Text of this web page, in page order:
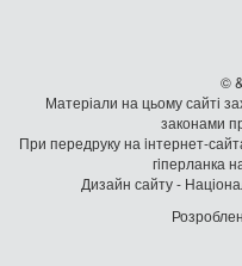
©
Матеріали на цьому сайті
законами
При передруку на iнтернет-
гiперланка
Дизайн сайту -